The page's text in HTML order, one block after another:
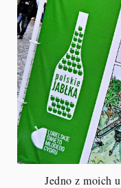
Jedno z moich